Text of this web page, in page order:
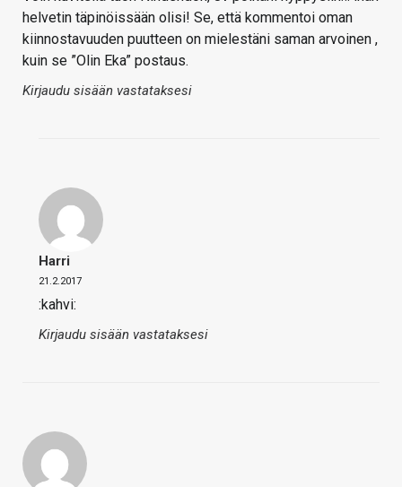
helvetin täpinöissään olisi! Se, että kommentoi oman
kiinnostavuuden puutteen on mielestäni saman arvoinen ,
kuin se ”Olin Eka” postaus.
Kirjaudu sisään vastataksesi
Harri
21.2.2017
:kahvi:
Kirjaudu sisään vastataksesi